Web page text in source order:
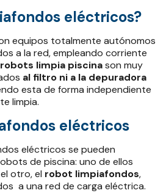
eléctricos?
equipos totalmente autónomos
a la red, empleando corriente
robots limpia piscinason muy
al filtro ni a la depuradora
esta de forma independiente
limpia.
eléctricos
eléctricos se pueden
de piscina: uno de ellos
otro, el robot limpiafondos,
a una red de carga eléctrica.